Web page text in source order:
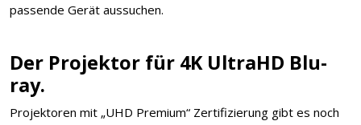
passende Gerät aussuchen.
Der Projektor für 4K UltraHD Blu-
ray.
Projektoren mit „UHD Premium“ Zertifizierung gibt es noch